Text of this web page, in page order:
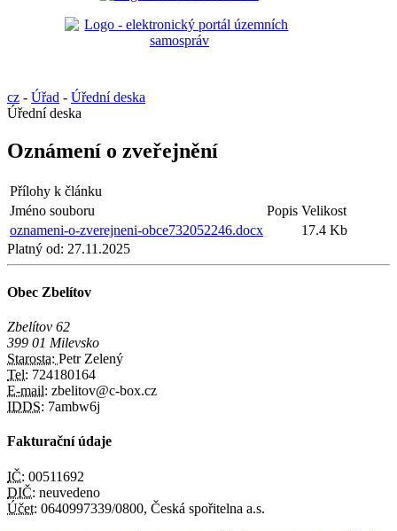
cz - Úřad - Úřední deska
Úřední deska
Oznámení o zveřejnění
Přílohy k článku
Jméno souboru
Popis Velikost
oznameni-o-zverejneni-obce732052246.docx
17.4 Kb
Platný od: 27.11.2025
Obec Zbelítov
Zbelítov 62
399 01 Milevsko
Starosta: Petr Zelený
Tel: 724180164
E-mail: zbelitov@c-box.cz
IDDS: 7ambw6j
Fakturační údaje
IČ: 00511692
DIČ: neuvedeno
Účet: 0640997339/0800, Česká spořitelna a.s.